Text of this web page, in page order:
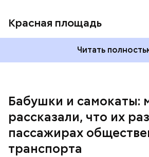
Красная площадь
Читать
Бабушки и самокаты:
рассказали, что их
пассажирах
транспорта
— Вот меня очень раздражает,
выйти из вагона метро, а люди
центру в дверях. И приходится
не дают тебе пройти, что очень
пожаловался Игорь, 55 лет.